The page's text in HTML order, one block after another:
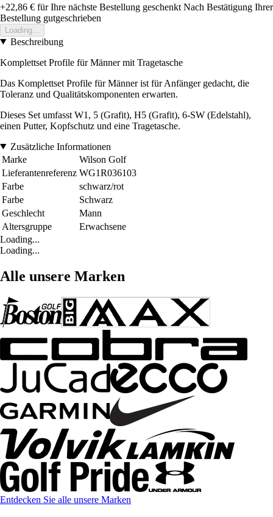
+22,86 € für Ihre nächste Bestellung geschenkt Nach Bestätigung Ihrer
Bestellung gutgeschrieben
Loading...
Beschreibung
Komplettset Profile für Männer mit Tragetasche
Das Komplettset Profile für Männer ist für Anfänger gedacht, die
Toleranz und Qualitätskomponenten erwarten.
Dieses Set umfasst W1, 5 (Grafit), H5 (Grafit), 6-SW (Edelstahl),
einen Putter, Kopfschutz und eine Tragetasche.
Zusätzliche Informationen
Marke
Wilson Golf
Lieferantenreferenz WG1R036103
Farbe
schwarz/rot
Farbe
Schwarz
Geschlecht
Mann
Altersgruppe
Erwachsene
Loading...
Loading...
Alle unsere Marken
Entdecken Sie alle unsere Marken